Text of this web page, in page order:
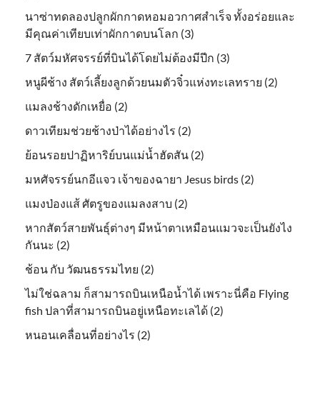
นาซ่าทดลองปลูกผักกาดหอมอวกาศสำเร็จ ทั้งอร่อยและ
มีคุณค่าเทียบเท่าผักกาดบนโลก (3)
7 สัตว์มหัศจรรย์ที่บินได้โดยไม่ต้องมีปีก (3)
หนูผีช้าง สัตว์เลี้ยงลูกด้วยนมตัวจิ๋วแห่งทะเลทราย (2)
แมลงช้างดักเหยื่อ (2)
ดาวเทียมช่วยช้างป่าได้อย่างไร (2)
ย้อนรอยปาฏิหาริย์บนแม่น้ำฮัดสัน (2)
มหศัจรรย์นกอีแจว เจ้าของฉายา Jesus birds (2)
แมงป่องแส้ ศัตรูของแมลงสาบ (2)
หากสัตว์สายพันธุ์ต่างๆ มีหน้าตาเหมือนแมวจะเป็นยังไง
กันนะ (2)
ช้อน กับ วัฒนธรรมไทย (2)
ไม่ใช่ฉลาม ก็สามารถบินเหนือน้ำได้ เพราะนี่คือ Flying
fish ปลาที่สามารถบินอยู่เหนือทะเลได้ (2)
หนอนเคลื่อนที่อย่างไร (2)